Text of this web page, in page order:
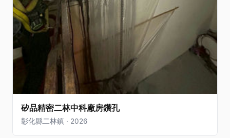
矽品精密二林中科廠房鑽孔
彰化縣二林鎮 · 2026